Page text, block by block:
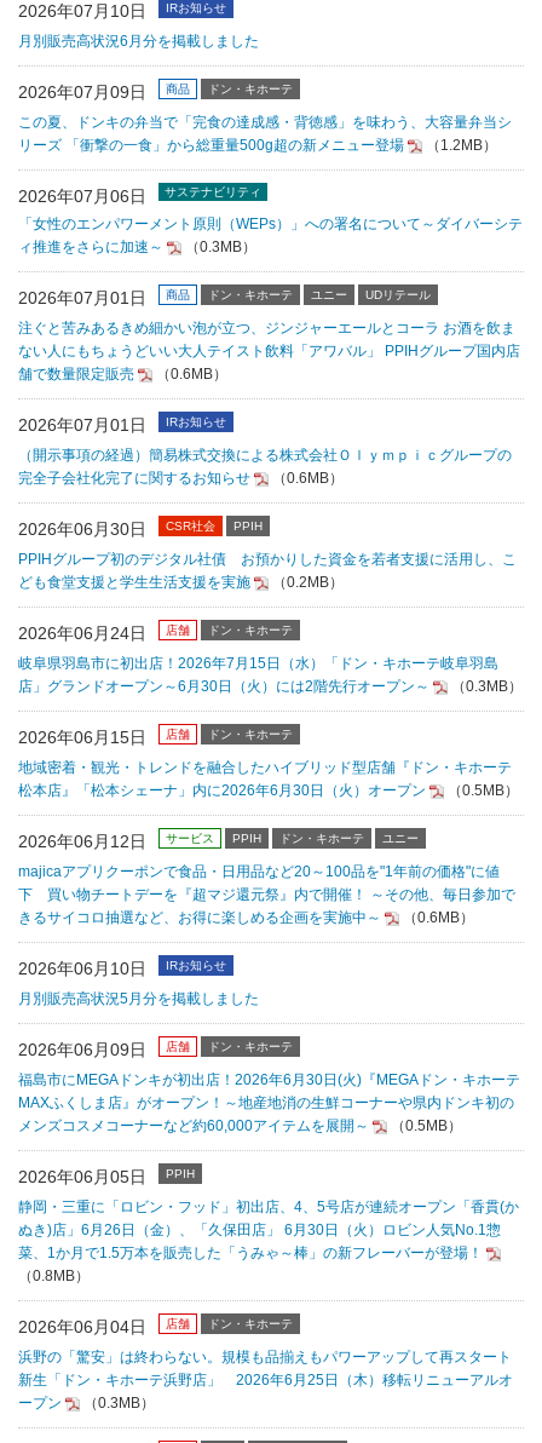
2026年07月10日 IRお知らせ
月別販売高状況6月分を掲載しました
2026年07月09日 商品 ドン・キホーテ
この夏、ドンキの弁当で「完食の達成感・背徳感」を味わう、大容量弁当シ
リーズ 「衝撃の一食」から総重量500g超の新メニュー登場
（1.2MB）
2026年07月06日 サステナビリティ
「女性のエンパワーメント原則（WEPs）」への署名について～ダイバーシテ
ィ推進をさらに加速～
（0.3MB）
2026年07月01日 商品 ドン・キホーテ ユニー UDリテール
注ぐと苦みあるきめ細かい泡が立つ、ジンジャーエールとコーラ お酒を飲ま
ない人にもちょうどいい大人テイスト飲料「アワバル」 PPIHグループ国内店
舗で数量限定販売
（0.6MB）
2026年07月01日 IRお知らせ
（開示事項の経過）簡易株式交換による株式会社Ｏｌｙｍｐｉｃグループの
完全子会社化完了に関するお知らせ
（0.6MB）
2026年06月30日 CSR社会 PPIH
PPIHグループ初のデジタル社債 お預かりした資金を若者支援に活用し、こ
ども食堂支援と学生生活支援を実施
（0.2MB）
2026年06月24日 店舗 ドン・キホーテ
岐阜県羽島市に初出店！2026年7月15日（水）「ドン・キホーテ岐阜羽島
店」グランドオープン～6月30日（火）には2階先行オープン～
（0.3MB）
2026年06月15日 店舗 ドン・キホーテ
地域密着・観光・トレンドを融合したハイブリッド型店舗『ドン・キホーテ
松本店』「松本シェーナ」内に2026年6月30日（火）オープン
（0.5MB）
2026年06月12日 サービス PPIH ドン・キホーテ ユニー
majicaアプリクーポンで食品・日用品など20～100品を"1年前の価格"に値
下 買い物チートデーを『超マジ還元祭』内で開催！ ～その他、毎日参加で
きるサイコロ抽選など、お得に楽しめる企画を実施中～
（0.6MB）
2026年06月10日 IRお知らせ
月別販売高状況5月分を掲載しました
2026年06月09日 店舗 ドン・キホーテ
福島市にMEGAドンキが初出店！2026年6月30日(火)『MEGAドン・キホーテ
MAXふくしま店』がオープン！～地産地消の生鮮コーナーや県内ドンキ初の
メンズコスメコーナーなど約60,000アイテムを展開～
（0.5MB）
2026年06月05日 PPIH
静岡・三重に「ロビン・フッド」初出店、4、5号店が連続オープン「香貫(か
ぬき)店」6月26日（金）、「久保田店」 6月30日（火）ロビン人気No.1惣
菜、1か月で1.5万本を販売した「うみゃ～棒」の新フレーバーが登場！
（0.8MB）
2026年06月04日 店舗 ドン・キホーテ
浜野の「驚安」は終わらない。規模も品揃えもパワーアップして再スタート
新生「ドン・キホーテ浜野店」 2026年6月25日（木）移転リニューアルオ
ープン
（0.3MB）